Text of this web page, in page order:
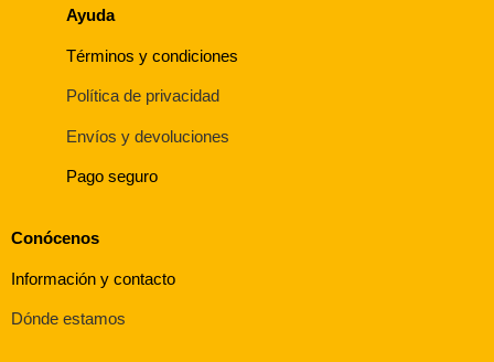
Ayuda
Términos y condiciones
Política de privacidad
Envíos y devoluciones
Pago seguro
Conócenos
Información y contacto
Dónde estamos